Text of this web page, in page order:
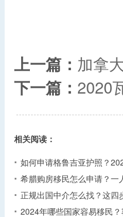
上一篇： 加拿
下一篇： 2020
相关阅读：
如何申请格鲁吉亚护照？
希腊购房移民怎么申请？一
正规出国中介怎么找？这四
2024年哪些国家容易移民？